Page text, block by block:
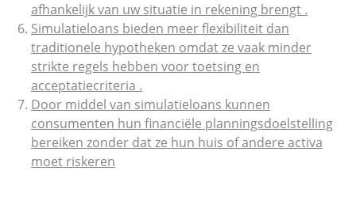
afhankelijk van uw situatie in rekening brengt .
Simulatieloans bieden meer flexibiliteit dan
traditionele hypotheken omdat ze vaak minder
strikte regels hebben voor toetsing en
acceptatiecriteria .
Door middel van simulatieloans kunnen
consumenten hun financiële planningsdoelstelling
bereiken zonder dat ze hun huis of andere activa
moet riskeren